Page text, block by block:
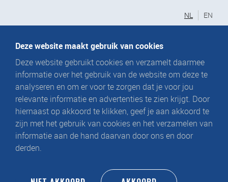
NL EN
Deze website maakt gebruik van cookies
Deze website gebruikt cookies en verzamelt daarmee
informatie over het gebruik van de website om deze te
analyseren en om er voor te zorgen dat je voor jou
relevante informatie en advertenties te zien krijgt. Door
hiernaast op akkoord te klikken, geef je aan akkoord te
zijn met het gebruik van cookies en het verzamelen van
informatie aan de hand daarvan door ons en door
derden.